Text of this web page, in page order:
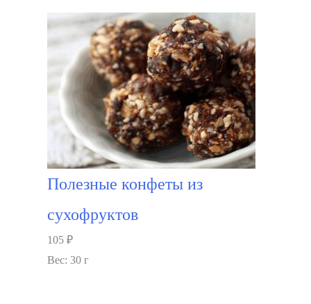
Полезные конфеты из
сухофруктов
105 ₽
Вес: 30 г